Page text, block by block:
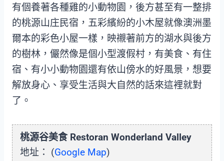
有個養著各種雞的小動物園，後方甚至有一整排
的桃源山庄民宿，五彩繽紛的小木屋就像澳洲墨
爾本的彩色小屋一樣，映襯著前方的湖水與後方
的樹林，儼然像是個小型渡假村，有美食、有住
宿、有小小動物園還有依山傍水的好風景，想要
解放身心、享受生活與大自然的話來這裡就對
了。
桃源谷美食 Restoran Wonderland Valley
地址： (Google Map)